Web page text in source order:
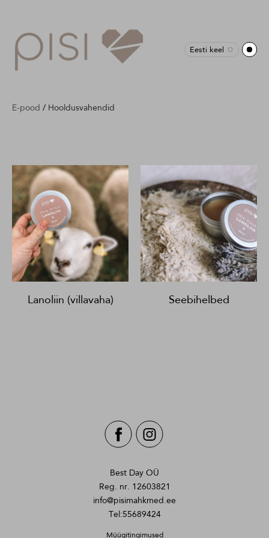
Eesti keel
E-pood / Hooldusvahendid
Lanoliin (villavaha) Seebihelbed
Best Day OÜ
Reg. nr. 12603821
info@pisimahkmed.ee
Tel:55689424
Müügitingimused